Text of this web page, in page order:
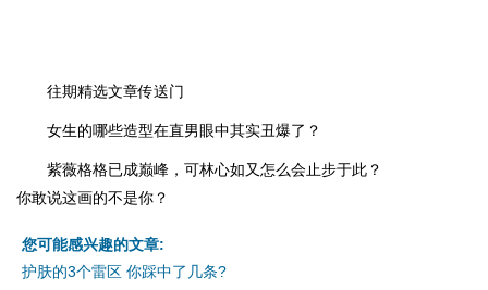
往期精选文章传送门
女生的哪些造型在直男眼中其实丑爆了？
紫薇格格已成巅峰，可林心如又怎么会止步于此？
你敢说这画的不是你？
您可能感兴趣的文章:
护肤的3个雷区 你踩中了几条?